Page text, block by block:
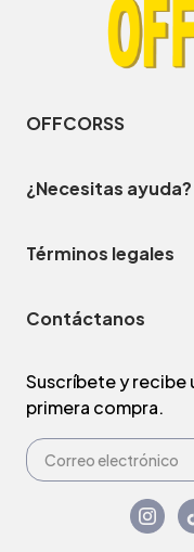
OFFCORSS
¿Necesitas ayuda?
Términos legales
Contáctanos
Suscríbete y recibe
primera compra.